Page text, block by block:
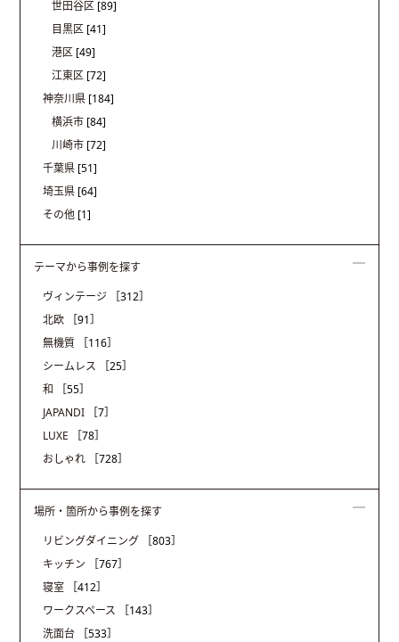
世田谷区 [89]
目黒区 [41]
港区 [49]
江東区 [72]
神奈川県 [184]
横浜市 [84]
川崎市 [72]
千葉県 [51]
埼玉県 [64]
その他 [1]
テーマから事例を探す
ヴィンテージ
［312］
北欧
［91］
無機質
［116］
シームレス
［25］
和
［55］
JAPANDI
［7］
LUXE
［78］
おしゃれ
［728］
場所・箇所から事例を探す
リビングダイニング
［803］
キッチン
［767］
寝室
［412］
ワークスペース
［143］
洗面台
［533］